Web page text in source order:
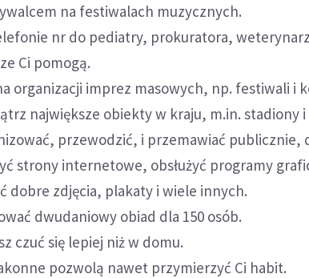
na festiwalach muzycznych.
nr do pediatry, prokuratora,
Ci pomogą.
organizacji imprez masowych, np. festiwali i
największe obiekty w kraju, m.in. stadiony
przewodzić, i przemawiać publicznie,
strony internetowe, obsłużyć programy
dobre zdjęcia, plakaty i wiele innych.
dwudaniowy obiad dla 150 osób.
czuć się lepiej niż w domu.
pozwolą nawet przymierzyć Ci habit.